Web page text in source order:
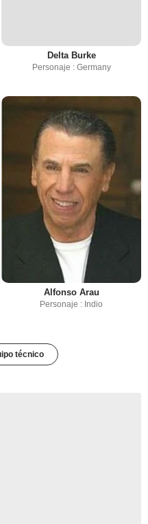
Delta Burke
Personaje : Germany
Alfonso Arau
Personaje : Indio
técnico